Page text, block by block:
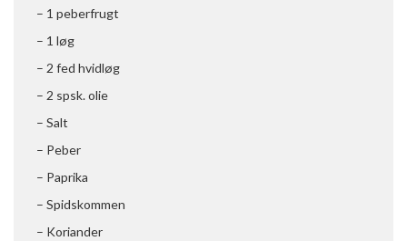
– 1 peberfrugt
– 1 løg
– 2 fed hvidløg
– 2 spsk. olie
– Salt
– Peber
– Paprika
– Spidskommen
– Koriander